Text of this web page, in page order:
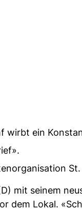
wirbt ein
mit seinem
dem Lokal.